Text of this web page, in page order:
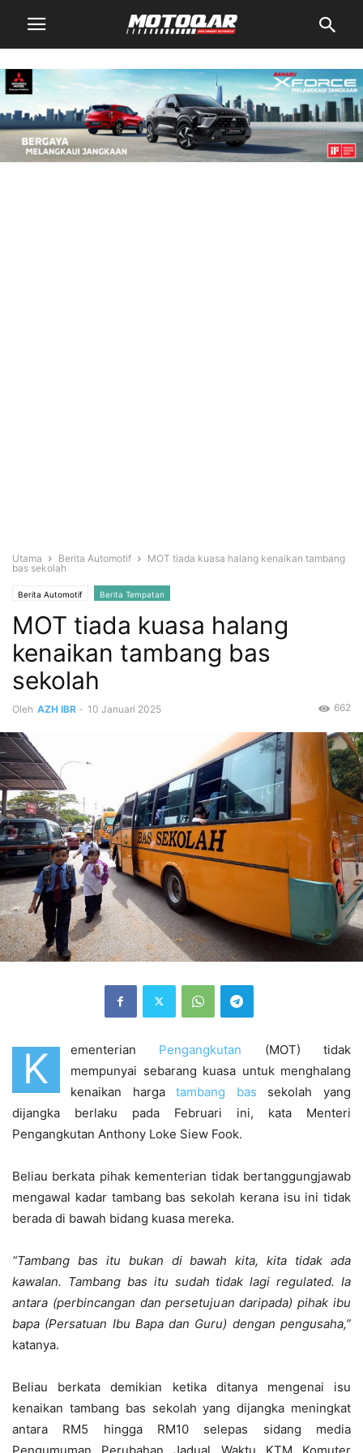
Utama Berita Automotif
MOT tiada kuasa halang kenaikan tambang
bas sekolah
Berita Automotif Berita Tempatan
MOT tiada kuasa halang
kenaikan tambang bas
sekolah
Oleh AZH IBR - 10 Januari 2025 662
K ementerian Pengangkutan (MOT) tidak
mempunyai sebarang kuasa untuk menghalang
kenaikan hargatambang bas sekolah yang
dijangka berlaku pada Februari ini, kata Menteri
Pengangkutan Anthony Loke Siew Fook.
Beliau berkata pihak kementerian tidak bertanggungjawab
mengawal kadar tambang bas sekolah kerana isu ini tidak
berada di bawah bidang kuasa mereka.
“Tambang bas itu bukan di bawah kita, kita tidak ada
kawalan. Tambang bas itu sudah tidak lagi regulated. Ia
antara (perbincangan dan persetujuan daripada) pihak ibu
bapa (Persatuan Ibu Bapa dan Guru) dengan pengusaha,”
katanya.
Beliau berkata demikian ketika ditanya mengenai isu
kenaikan tambang bas sekolah yang dijangka meningkat
antara RM5 hingga RM10 selepas sidang media
Pengumuman Perubahan Jadual Waktu KTM Komuter